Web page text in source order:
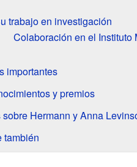
trabajo en investigación
Colaboración en el Instituto
importantes
y premios
sobre Hermann y Anna
también